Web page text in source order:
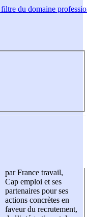
du domaine
par France travail,
Cap emploi et ses
partenaires pour ses
actions concrètes en
faveur du recrutement,